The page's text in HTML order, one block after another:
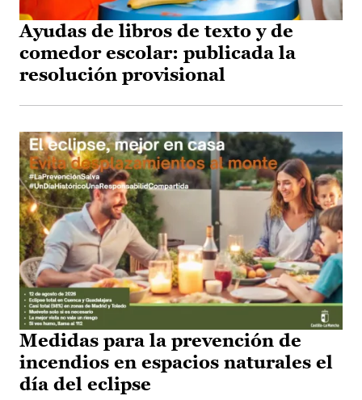
Ayudas de libros de texto y de
comedor escolar: publicada la
resolución provisional
Medidas para la prevención de
incendios en espacios naturales el
día del eclipse